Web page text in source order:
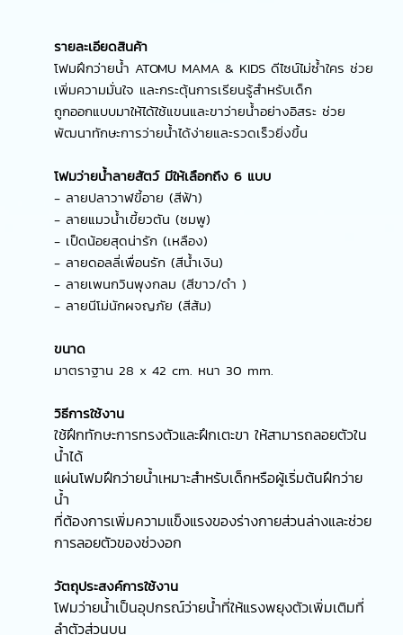
รายละเอียดสินค้า
โฟมฝึกว่ายน้ำ ATOMU MAMA & KIDS ดีไซน์ไม่ซ้ำใคร ช่วย
เพิ่มความมั่นใจ และกระตุ้นการเรียนรู้สำหรับเด็ก
ถูกออกแบบมาให้ได้ใช้แขนและขาว่ายน้ำอย่างอิสระ ช่วย
พัฒนาทักษะการว่ายน้ำได้ง่ายและรวดเร็วยิ่งขึ้น
โฟมว่ายน้ำลายสัตว์ มีให้เลือกถึง 6 แบบ
- ลายปลาวาฬขี้อาย (สีฟ้า)
- ลายแมวน้ำเขี้ยวตัน (ชมพู)
- เป็ดน้อยสุดน่ารัก (เหลือง)
- ลายดอลลี่เพื่อนรัก (สีน้ำเงิน)
- ลายเพนกวินพุงกลม (สีขาว/ดำ )
- ลายนีโม่นักผจญภัย (สีส้ม)
ขนาด
มาตราฐาน 28 x 42 cm. หนา 30 mm.
วิธีการใช้งาน
ใช้ฝึกทักษะการทรงตัวและฝึกเตะขา ให้สามารถลอยตัวใน
น้ำได้
แผ่นโฟมฝึกว่ายน้ำเหมาะสำหรับเด็กหรือผู้เริ่มต้นฝึกว่าย
น้ำ
ที่ต้องการเพิ่มความแข็งแรงของร่างกายส่วนล่างและช่วย
การลอยตัวของช่วงอก
วัตถุประสงค์การใช้งาน
โฟมว่ายน้ำเป็นอุปกรณ์ว่ายน้ำที่ให้แรงพยุงตัวเพิ่มเติมที่
ลำตัวส่วนบน